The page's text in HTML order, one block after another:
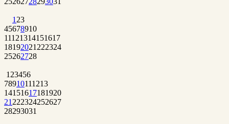
1 23
45678910
11121314151617
18192021 222324
25262728
1 23456
78910111213
14151617181920
21 222324252627
28293031